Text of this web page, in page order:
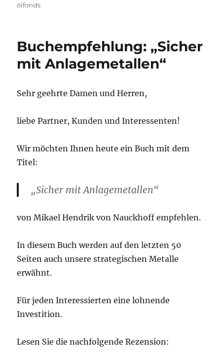
ölfonds
Buchempfehlung: „Sicher
mit Anlagemetallen“
Sehr geehrte Damen und Herren,
liebe Partner, Kunden und Interessenten!
Wir möchten Ihnen heute ein Buch mit dem
Titel:
„Sicher mit Anlagemetallen“
von Mikael Hendrik von Nauckhoff empfehlen.
In diesem Buch werden auf den letzten 50
Seiten auch unsere strategischen Metalle
erwähnt.
Für jeden Interessierten eine lohnende
Investition.
Lesen Sie die nachfolgende Rezension: